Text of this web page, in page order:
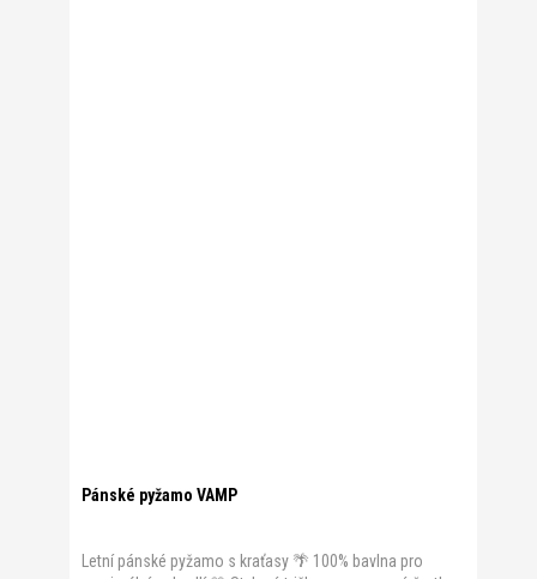
Pánské pyžamo VAMP
Letní pánské pyžamo s kraťasy 🌴 100% bavlna pro